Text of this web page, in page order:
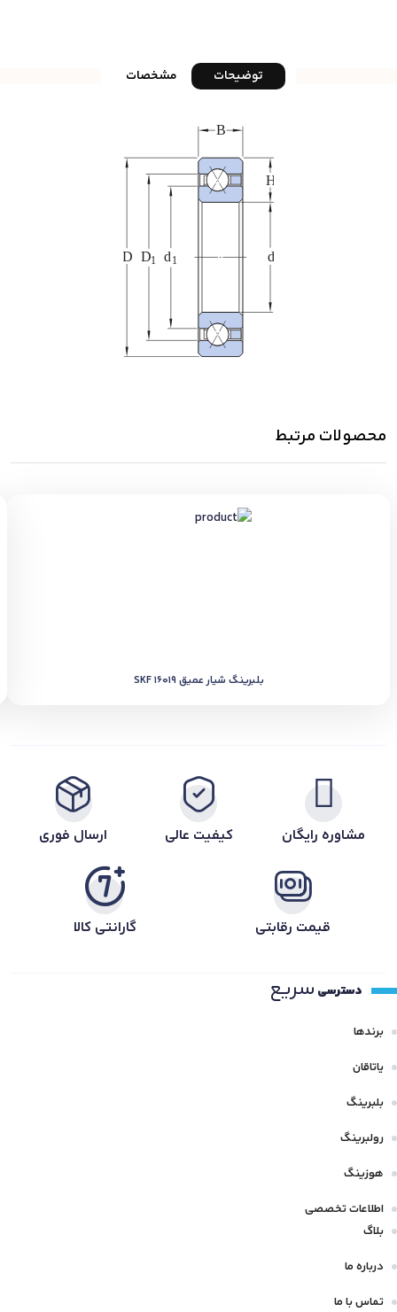
توضیحات مشخصات
محصولات مرتبط
بلبرینگ شیار عمیق SKF 16019
مشاوره رایگان کیفیت عالی ارسال فوری
قیمت رقابتی گارانتی کالا
دسترسی سریع
برندها
یاتاقان
بلبرینگ
رولبرینگ
هوزینگ
اطلاعات تخصصی
بلاگ
درباره ما
تماس با ما